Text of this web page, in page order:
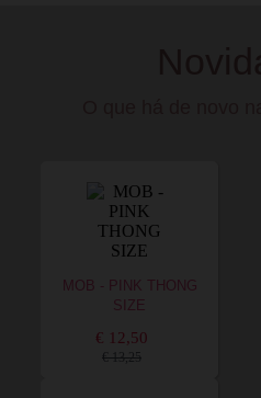
MOB - PINK THONG
SIZE
€ 12,50
€ 13,25